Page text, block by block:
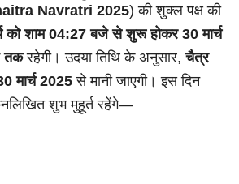
Navratri 2025) की शुक्ल पक्ष की
को शाम 04:27 बजे से शुरू होकर 30 मार्च
तकरहेगी। उदया तिथि के अनुसार,चैत्र
मार्च 2025से मानी जाएगी। इस दिन
शुभ मुहूर्त रहेंगे—